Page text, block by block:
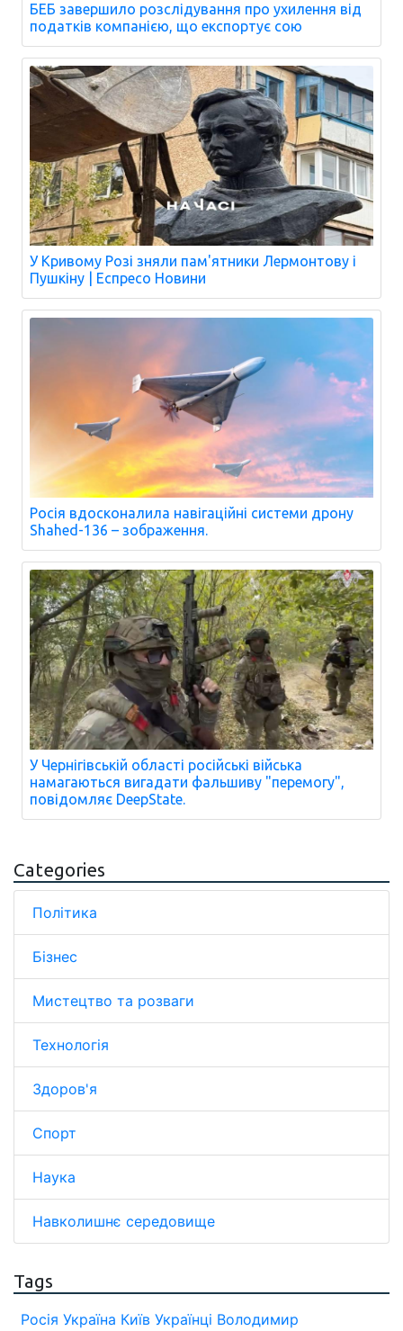
БЕБ завершило розслідування про ухилення від
податків компанією, що експортує сою
У Кривому Розі зняли пам'ятники Лермонтову і
Пушкіну | Еспресо Новини
Росія вдосконалила навігаційні системи дрону
Shahed-136 – зображення.
У Чернігівській області російські війська
намагаються вигадати фальшиву "перемогу",
повідомляє DeepState.
Categories
Політика
Бізнес
Мистецтво та розваги
Технологія
Здоров'я
Спорт
Наука
Навколишнє середовище
Tags
Росія Україна Київ Українці Володимир